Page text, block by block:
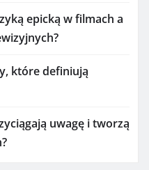
epicką w filmach a
które definiują
uwagę i tworzą